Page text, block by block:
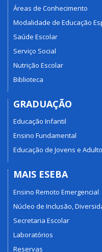
Áreas de Conhecimento
Modalidade de Educação
Saúde Escolar
Serviço Social
Nutrição Escolar
Biblioteca
GRADUAÇÃO
Educação Infantil
Ensino Fundamental
Educação de Jovens e
MAIS ESEBA
Ensino Remoto Emergencial
Núcleo de Inclusão,
Secretaria Escolar
Laboratórios
Reservas